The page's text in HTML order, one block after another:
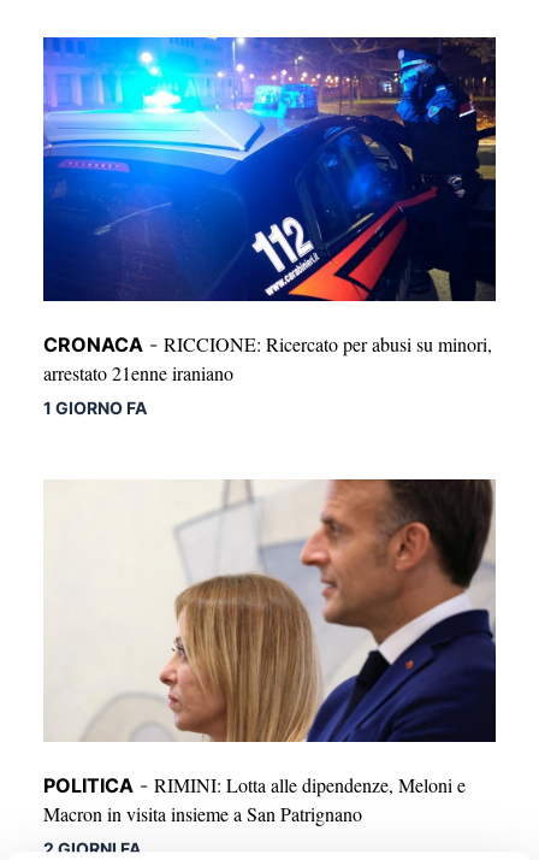
CRONACA - RICCIONE: Ricercato per abusi su minori,
arrestato 21enne iraniano
1 GIORNO FA
POLITICA - RIMINI: Lotta alle dipendenze, Meloni e
Macron in visita insieme a San Patrignano
2 GIORNI FA